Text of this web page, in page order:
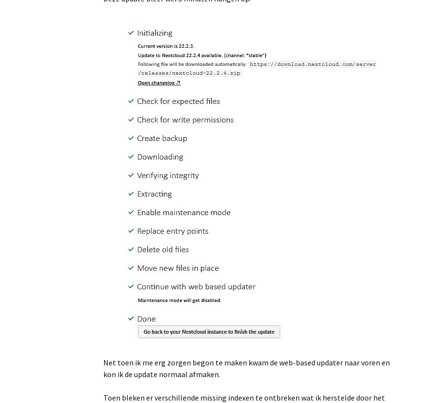
Selective Backup
Noodstroomvoorziening
voor de Server (UPS)
Net toen ik me erg zorgen begon te maken kwam de web-based updater naar voren en
kon ik de update normaal afmaken.
Toen bleken er verschillende missing indexen te ontbreken wat ik herstelde door het